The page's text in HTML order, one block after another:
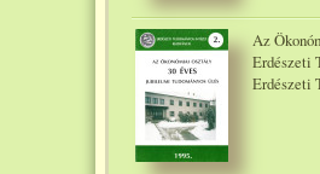
Az
Erdészeti
Erdészeti